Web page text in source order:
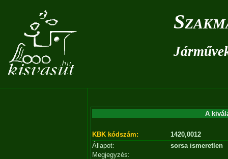
A
KBK kódszám:
1420,0012
Állapot:
sorsa ismeretlen
Megjegyzés: